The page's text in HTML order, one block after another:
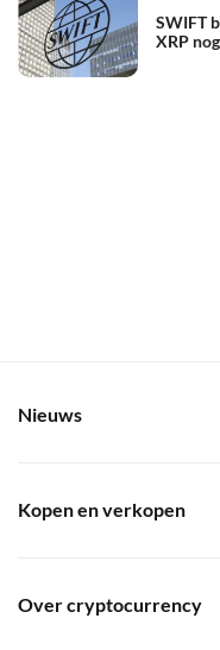
SWIFT
XRP
Nieuws
Kopen en verkopen
Over cryptocurrency